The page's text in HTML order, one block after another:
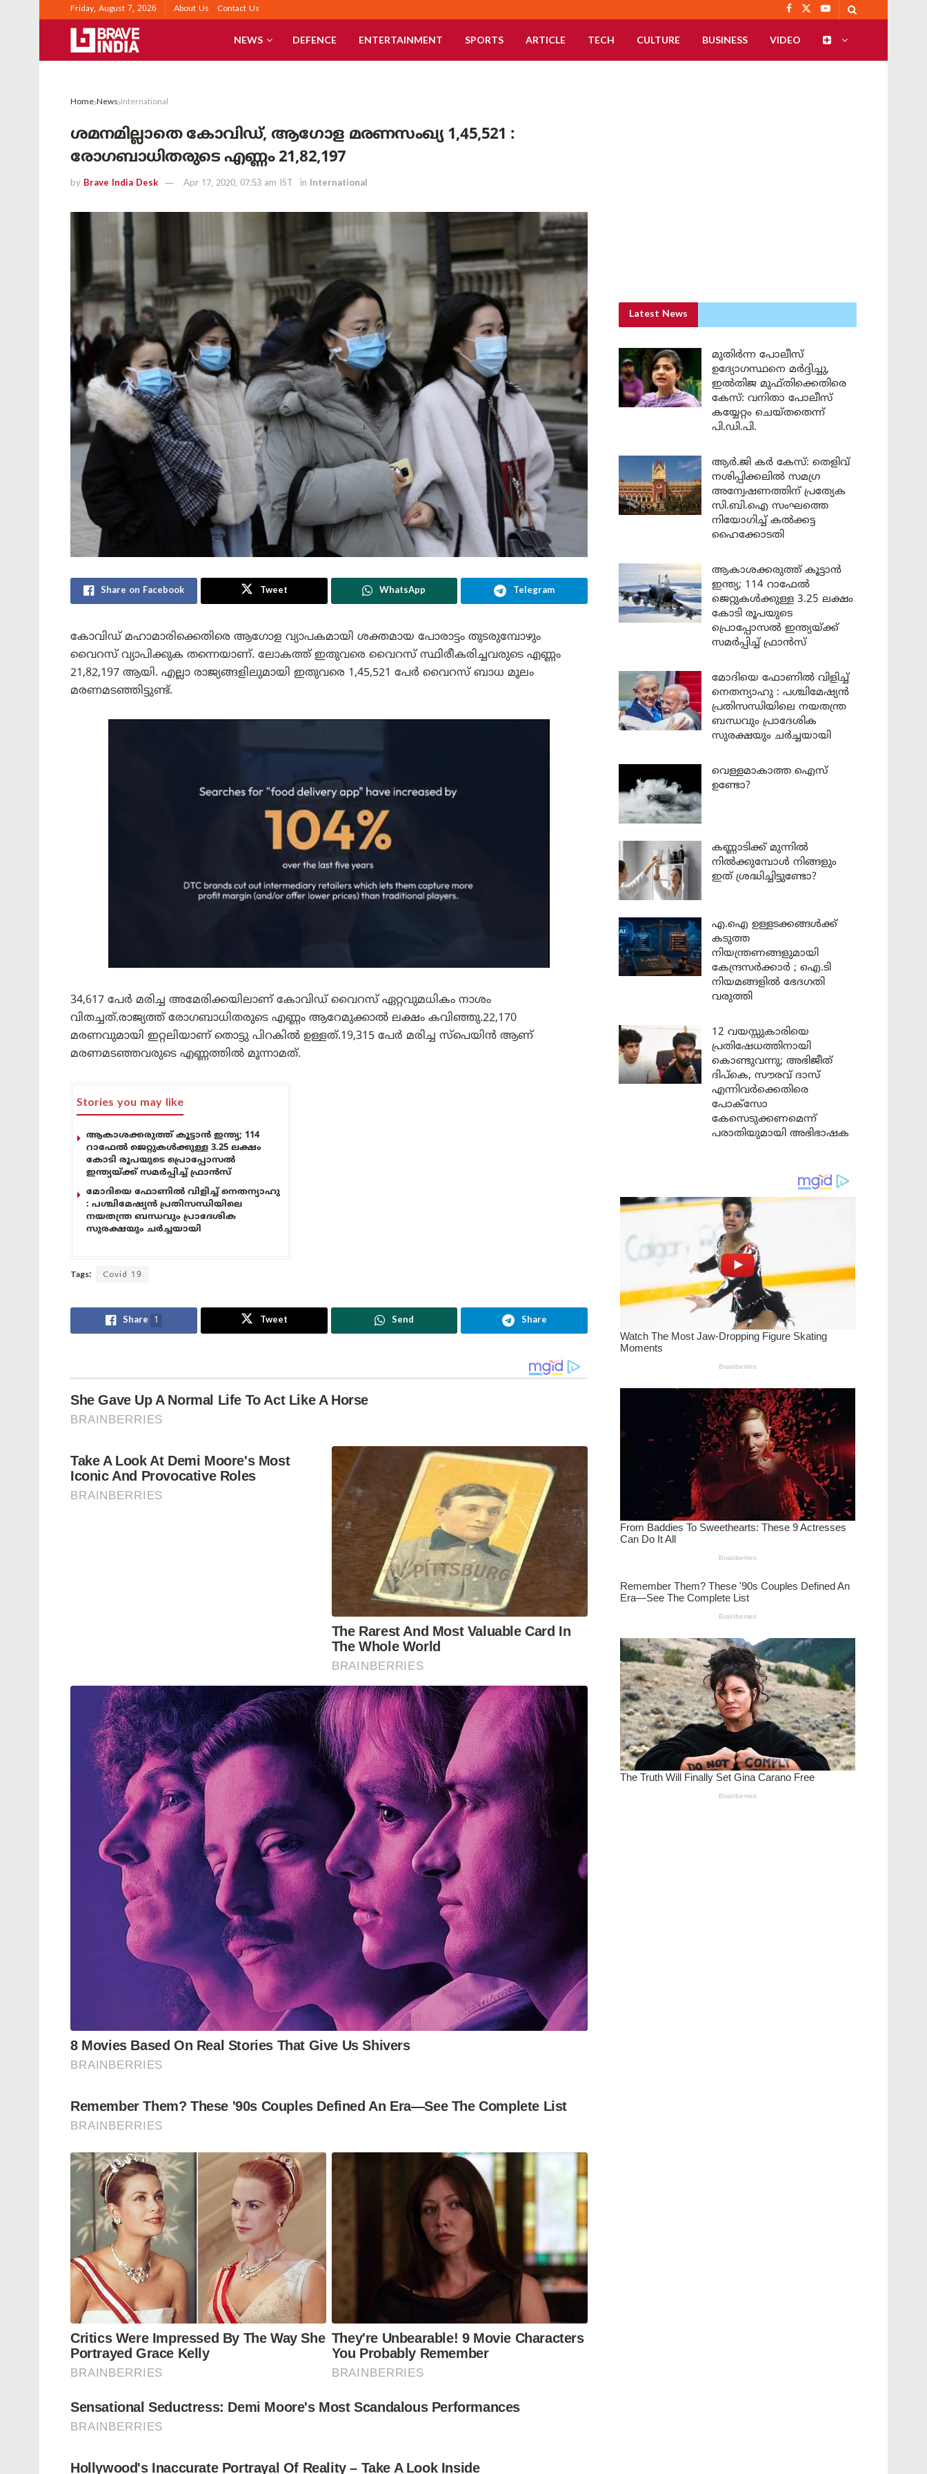
Friday, August 7, 2026 About Us Contact Us
NEWS DEFENCE ENTERTAINMENT SPORTS ARTICLE TECH CULTURE BUSINESS VIDEO
Home News International
ശമനമില്ലാതെ കോവിഡ്, ആഗോള മരണസംഖ്യ 1,45,521 :
രോഗബാധിതരുടെ എണ്ണം 21,82,197
by Brave India Desk Apr 17, 2020, 07:53 am IST in International
Share on Facebook Tweet WhatsApp Telegram
കോവിഡ് മഹാമാരിക്കെതിരെ ആഗോള വ്യാപകമായി ശക്തമായ പോരാട്ടം തുടരുമ്പോഴും
വൈറസ് വ്യാപിക്കുക തന്നെയാണ്. ലോകത്ത് ഇതുവരെ വൈറസ് സ്ഥിരീകരിച്ചവരുടെ എണ്ണം
21,82,197 ആയി. എല്ലാ രാജ്യങ്ങളിലുമായി ഇതുവരെ 1,45,521 പേർ വൈറസ് ബാധ മൂലം
മരണമടഞ്ഞിട്ടുണ്ട്.
34,617 പേർ മരിച്ച അമേരിക്കയിലാണ് കോവിഡ് വൈറസ് ഏറ്റവുമധികം നാശം
വിതച്ചത്.രാജ്യത്ത് രോഗബാധിതരുടെ എണ്ണം ആറേമുക്കാൽ ലക്ഷം കവിഞ്ഞു.22,170
മരണവുമായി ഇറ്റലിയാണ് തൊട്ടു പിറകിൽ ഉള്ളത്.19,315 പേർ മരിച്ച സ്പെയിൻ ആണ്
മരണമടഞ്ഞവരുടെ എണ്ണത്തിൽ മൂന്നാമത്.
Stories you may like
ആകാശക്കരുത്ത് കൂട്ടാൻ ഇന്ത്യ; 114
റാഫേൽ ജെറ്റുകൾക്കുള്ള 3.25 ലക്ഷം
കോടി രൂപയുടെ പ്രൊപ്പോസൽ
ഇന്ത്യയ്ക്ക് സമർപ്പിച്ച് ഫ്രാൻസ്
മോദിയെ ഫോണിൽ വിളിച്ച് നെതന്യാഹു
: പശ്ചിമേഷ്യൻ പ്രതിസന്ധിയിലെ
നയതന്ത്ര ബന്ധവും പ്രാദേശിക
സുരക്ഷയും ചർച്ചയായി
Tags: Covid 19
Share 1 Tweet Send Share
Latest News
മുതിർന്ന പോലീസ്
ഉദ്യോഗസ്ഥനെ മർദ്ദിച്ചു,
ഇൽതിജ മുഫ്തിക്കെതിരെ
കേസ്: വനിതാ പോലീസ്
കയ്യേറ്റം ചെയ്തതെന്ന്
പി.ഡി.പി.
ആർ.ജി കർ കേസ്: തെളിവ്
നശിപ്പിക്കലിൽ സമഗ്ര
അന്വേഷണത്തിന് പ്രത്യേക
സി.ബി.ഐ സംഘത്തെ
നിയോഗിച്ച് കൽക്കട്ട
ഹൈക്കോടതി
ആകാശക്കരുത്ത് കൂട്ടാൻ
ഇന്ത്യ; 114 റാഫേൽ
ജെറ്റുകൾക്കുള്ള 3.25 ലക്ഷം
കോടി രൂപയുടെ
പ്രൊപ്പോസൽ ഇന്ത്യയ്ക്ക്
സമർപ്പിച്ച് ഫ്രാൻസ്
മോദിയെ ഫോണിൽ വിളിച്ച്
നെതന്യാഹു : പശ്ചിമേഷ്യൻ
പ്രതിസന്ധിയിലെ നയതന്ത്ര
ബന്ധവും പ്രാദേശിക
സുരക്ഷയും ചർച്ചയായി
വെള്ളമാകാത്ത ഐസ്
ഉണ്ടോ?
കണ്ണാടിക്ക് മുന്നിൽ
നിൽക്കുമ്പോൾ നിങ്ങളും
ഇത് ശ്രദ്ധിച്ചിട്ടുണ്ടോ?
എ.ഐ ഉള്ളടക്കങ്ങൾക്ക്
കടുത്ത
നിയന്ത്രണങ്ങളുമായി
കേന്ദ്രസർക്കാർ ; ഐ.ടി
നിയമങ്ങളിൽ ഭേദഗതി
വരുത്തി
12 വയസ്സുകാരിയെ
പ്രതിഷേധത്തിനായി
കൊണ്ടുവന്നു; അഭിജീത്
ദിപ്കെ, സൗരവ് ദാസ്
എന്നിവർക്കെതിരെ
പോക്സോ
കേസെടുക്കണമെന്ന്
പരാതിയുമായി അഭിഭാഷക